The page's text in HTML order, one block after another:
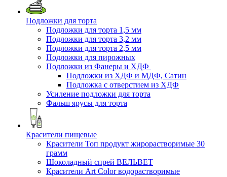
Подложки для торта
Подложки для торта 1,5 мм
Подложки для торта 3,2 мм
Подложки для торта 2,5 мм
Подложки для пирожных
Подложки из Фанеры и ХДФ
Подложки из ХДФ и МДФ, Сатин
Подложка с отверстием из ХДФ
Усиление подложки для торта
Фальш ярусы для торта
Красители пищевые
Красители Топ продукт жирорастворимые 30
грамм
Шоколадный спрей ВЕЛЬВЕТ
Красители Art Color водорастворимые